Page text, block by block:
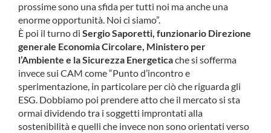
prossime sono una sfida per tutti noi ma anche una
enorme opportunità. Noi ci siamo”.
È poi il turno di Sergio Saporetti, funzionario Direzione
generale Economia Circolare, Ministero per
l’Ambiente e la Sicurezza Energeticache si sofferma
invece sui CAM come “Punto d’incontro e
sperimentazione, in particolare per ciò che riguarda gli
ESG. Dobbiamo poi prendere atto che il mercato si sta
ormai dividendo tra i soggetti improntati alla
sostenibilità e quelli che invece non sono orientati verso